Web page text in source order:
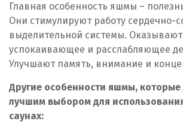
Главная особенность яшмы –
Они стимулируют работу сердечно-
выделительной системы. Оказывают
успокаивающее и расслабляющее
Улучшают память, внимание и
Другие особенности яшмы,
лучшим выбором для
саунах: